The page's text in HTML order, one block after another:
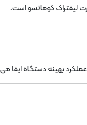
بهینه دستگاه ایفا